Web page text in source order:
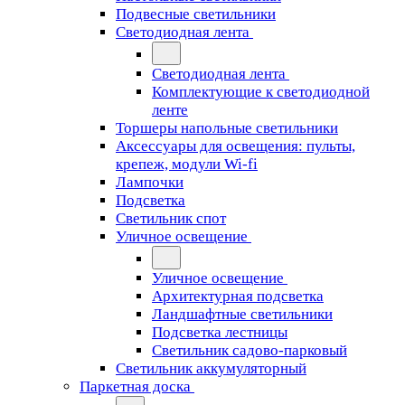
Подвесные светильники
Светодиодная лента
Светодиодная лента
Комплектующие к светодиодной
ленте
Торшеры напольные светильники
Аксессуары для освещения: пульты,
крепеж, модули Wi-fi
Лампочки
Подсветка
Светильник спот
Уличное освещение
Уличное освещение
Архитектурная подсветка
Ландшафтные светильники
Подсветка лестницы
Светильник садово-парковый
Светильник аккумуляторный
Паркетная доска